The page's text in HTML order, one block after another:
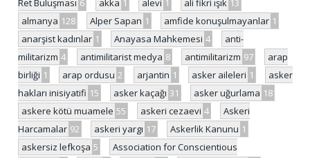
Ret Buluşması 6 akka 1 alevi 1 ali fikri ışık 13
almanya 128 Alper Sapan 1 amfide konuşulmayanlar 1
anarşist kadınlar 1 Anayasa Mahkemesi 4
anti-
militarizm 4 antimilitarist medya 8 antimilitarizm 97
arap
birliği 1 arap ordusu 2 arjantin 1 asker aileleri 1
asker
hakları inisiyatifi 15 asker kaçağı 31 asker uğurlama 18
askere kötü muamele 55 askeri cezaevi 4
Askeri
Harcamalar 92 askeri yargı 17 Askerlik Kanunu 1
askersiz lefkoşa 5
Association for Conscientious